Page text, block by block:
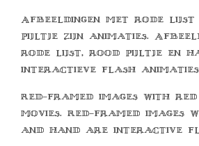
Afbeeldingen met rode lijst
pijltje zijn animaties.
rode lijst, rood pijltje en
interactieve flash
Red-framed images with
movies. Red-framed
and hand are interactive